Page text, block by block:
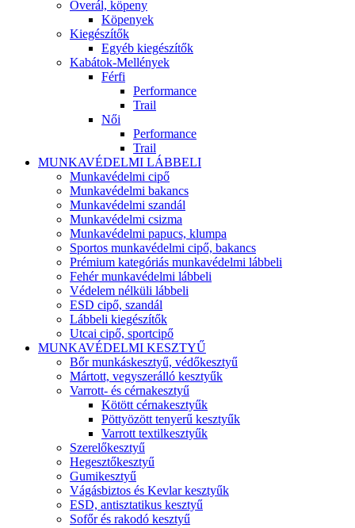
Overál, köpeny
Köpenyek
Kiegészítők
Egyéb kiegészítők
Kabátok-Mellények
Férfi
Performance
Trail
Női
Performance
Trail
MUNKAVÉDELMI LÁBBELI
Munkavédelmi cipő
Munkavédelmi bakancs
Munkavédelmi szandál
Munkavédelmi csizma
Munkavédelmi papucs, klumpa
Sportos munkavédelmi cipő, bakancs
Prémium kategóriás munkavédelmi lábbeli
Fehér munkavédelmi lábbeli
Védelem nélküli lábbeli
ESD cipő, szandál
Lábbeli kiegészítők
Utcai cipő, sportcipő
MUNKAVÉDELMI KESZTYŰ
Bőr munkáskesztyű, védőkesztyű
Mártott, vegyszerálló kesztyűk
Varrott- és cérnakesztyű
Kötött cérnakesztyűk
Pöttyözött tenyerű kesztyűk
Varrott textilkesztyűk
Szerelőkesztyű
Hegesztőkesztyű
Gumikesztyű
Vágásbiztos és Kevlar kesztyűk
ESD, antisztatikus kesztyű
Sofőr és rakodó kesztyű